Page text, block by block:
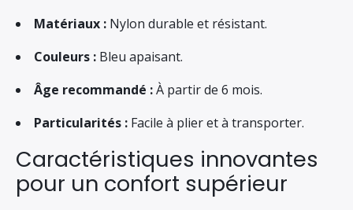
Matériaux : Nylon durable et résistant.
Couleurs : Bleu apaisant.
Âge recommandé :À partir de 6 mois.
Particularités : Facile à plier et à transporter.
Caractéristiques innovantes
pour un confort supérieur